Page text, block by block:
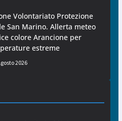
Volontariato Protezione
San Marino. Allerta meteo
colore Arancione per
estreme
2026